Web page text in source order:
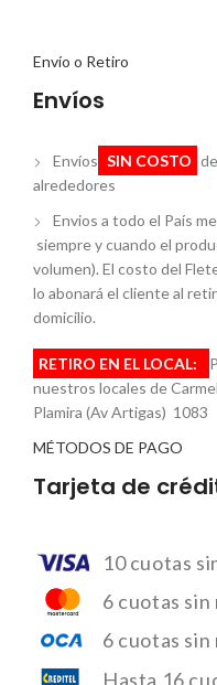
Envío o Retiro
Envíos
Envíos SIN COSTO
alrededores
Envios a todo el País
siempre y cuando el
volumen). El costo del
lo abonará el cliente al
domicilio.
RETIRO EN EL LOCAL:
nuestros locales de
Plamira (Av Artigas) 1083
MÉTODOS DE PAGO
Tarjeta de
10 cuotas
6 cuotas
6 cuotas
Hasta 16